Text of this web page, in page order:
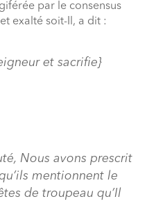
par le consensus
exalté soit-Il, a dit :
et sacrifie}
Nous avons prescrit
mentionnent le
de troupeau qu’Il